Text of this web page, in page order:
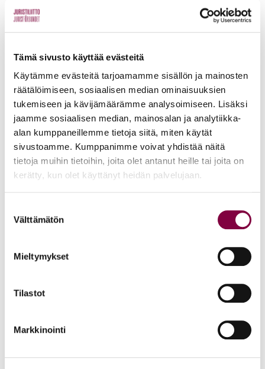
Tämä sivusto käyttää evästeitä
Käytämme evästeitä tarjoamamme sisällön ja mainosten
räätälöimiseen, sosiaalisen median ominaisuuksien
tukemiseen ja kävijämäärämme analysoimiseen. Lisäksi
jaamme sosiaalisen median, mainosalan ja analytiikka-
alan kumppaneillemme tietoja siitä, miten käytät
sivustoamme. Kumppanimme voivat yhdistää näitä
tietoja muihin tietoihin, joita olet antanut heille tai joita on
kerätty, kun olet käyttänyt heidän palvelujaan.
valinta
Välttämätön
Mieltymykset
Tilastot
Markkinointi
joka pohjaa mentorin ja aktorin kahdenväliseen
keskusteluun.
Juristiliitto on yksi Suomen suurimpia
mentorointiohjelmien järjestäjiä. Vuosien varrella
ohjelmamme ovat keränneet paljon erinomaista palautetta!
ILMIANNA KOLLEGASI